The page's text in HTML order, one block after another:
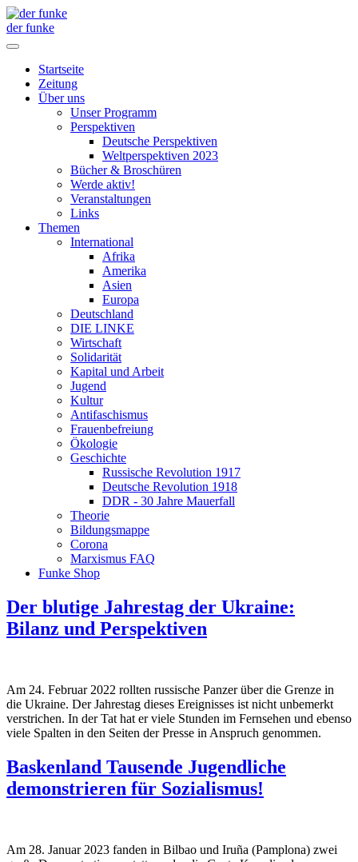
der funke
Startseite
Zeitung
Über uns
Unser Programm
Perspektiven
Deutsche Perspektiven
Weltperspektiven 2023
Bücher & Broschüren
Werde aktiv!
Veranstaltungen
Links
Themen
International
Afrika
Amerika
Asien
Europa
Deutschland
DIE LINKE
Wirtschaft
Solidarität
Kapital und Arbeit
Jugend
Kultur
Antifaschismus
Frauenbefreiung
Ökologie
Geschichte
Russische Revolution 1917
Deutsche Revolution 1918
DDR - 30 Jahre Mauerfall
Theorie
Bildungsmappe
Corona
Marxismus FAQ
Funke Shop
Der blutige Jahrestag der Ukraine:
Bilanz und Perspektiven
Am 24. Februar 2022 rollten russische Panzer über die Grenze in
die Ukraine. Der Jahrestag dieses Ereignisses ist nicht unbemerkt
verstrichen. In der Tat hat er viele Stunden im Fernsehen und ebenso
viele Spalten in den Seiten der Presse in Anspruch genommen.
Baskenland Tausende Jugendliche
demonstrieren für Sozialismus!
Am 28. Januar 2023 fanden in Bilbao und Iruña (Pamplona) zwei